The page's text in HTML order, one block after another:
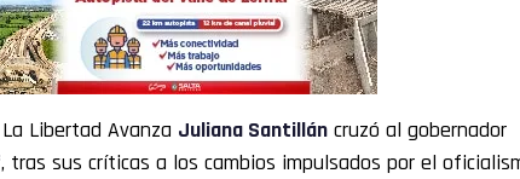
Libertad Avanza Juliana Santillán cruzó al gobernador
, tras sus críticas a los cambios impulsados por el